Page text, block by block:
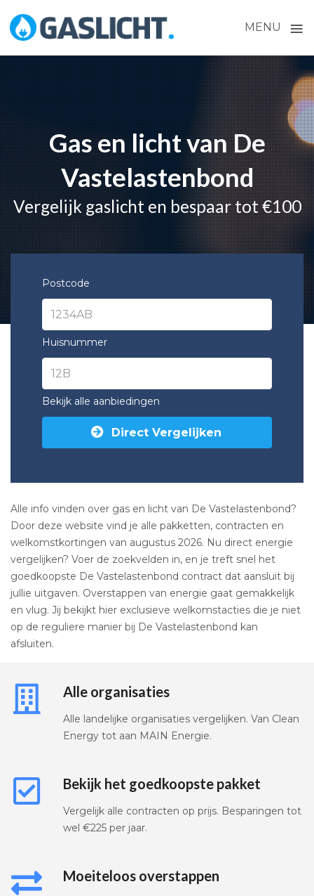
MENU ≡
Skip
to
content
Gas en licht van De
Vastelastenbond
Vergelijk gaslicht en bespaar tot €100
Postcode
Huisnummer
Bekijk alle aanbiedingen
Direct Vergelijken
Alle info vinden over gas en licht van De Vastelastenbond?
Door deze website vind je alle pakketten, contracten en
welkomstkortingen van augustus 2026. Nu direct energie
vergelijken? Voer de zoekvelden in, en je treft snel het
goedkoopste De Vastelastenbond contract dat aansluit bij
jullie uitgaven. Overstappen van energie gaat gemakkelijk
en vlug. Jij bekijkt hier exclusieve welkomstacties die je niet
op de reguliere manier bij De Vastelastenbond kan
afsluiten.
Alle organisaties
Alle landelijke organisaties vergelijken. Van Clean
Energy tot aan MAIN Energie.
Bekijk het goedkoopste pakket
Vergelijk alle contracten op prijs. Besparingen tot
wel €225 per jaar.
Moeiteloos overstappen